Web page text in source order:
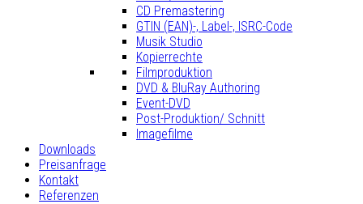
CD Premastering
GTIN (EAN)-, Label-, ISRC-Code
Musik Studio
Kopierrechte
Filmproduktion
DVD & BluRay Authoring
Event-DVD
Post-Produktion/ Schnitt
Imagefilme
Downloads
Preisanfrage
Kontakt
Referenzen